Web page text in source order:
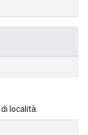
località.